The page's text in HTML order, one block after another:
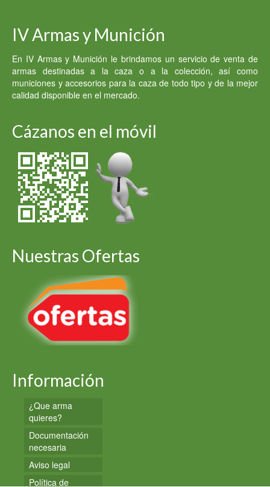
IV Armas y Munición
En IV Armas y Munición le brindamos un servicio de venta de
armas destinadas a la caza o a la colección, así como
municiones y accesorios para la caza de todo tipo y de la mejor
calidad disponible en el mercado.
Cázanos en el móvil
Nuestras Ofertas
Información
¿Que arma
quieres?
Documentación
necesaria
Aviso legal
Política de